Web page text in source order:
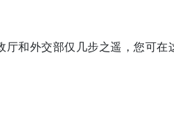
和外交部仅几步之遥，您可